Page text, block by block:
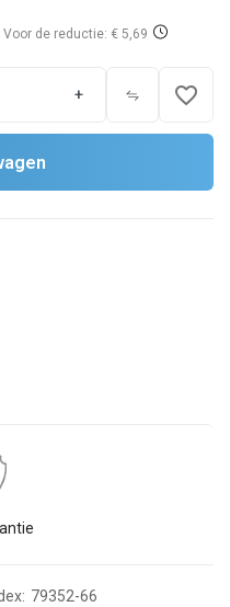
Voor de reductie: € 5,69
+ favorite_border
79352-66